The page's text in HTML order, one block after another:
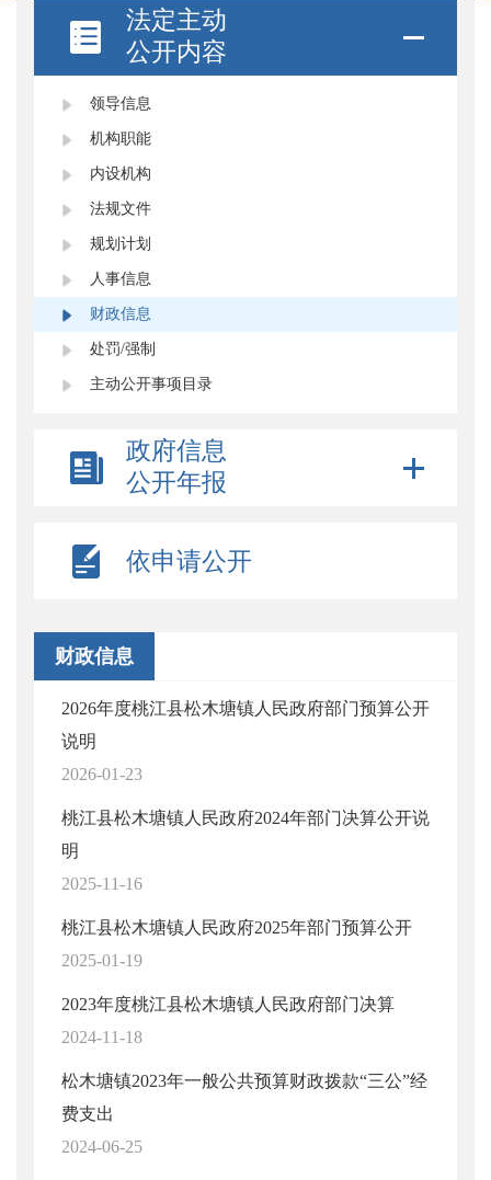
法定主动
公开内容
领导信息
机构职能
内设机构
法规文件
规划计划
人事信息
财政信息
处罚/强制
主动公开事项目录
政府信息
公开年报
依申请公开
财政信息
2026年度桃江县松木塘镇人民政府部门预算公开
说明
2026-01-23
桃江县松木塘镇人民政府2024年部门决算公开说
明
2025-11-16
桃江县松木塘镇人民政府2025年部门预算公开
2025-01-19
2023年度桃江县松木塘镇人民政府部门决算
2024-11-18
松木塘镇2023年一般公共预算财政拨款“三公”经
费支出
2024-06-25